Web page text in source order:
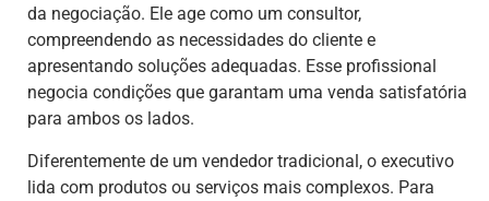
da negociação. Ele age como um consultor,
compreendendo as necessidades do cliente e
apresentando soluções adequadas. Esse profissional
negocia condições que garantam uma venda satisfatória
para ambos os lados.
Diferentemente de um vendedor tradicional, o executivo
lida com produtos ou serviços mais complexos. Para